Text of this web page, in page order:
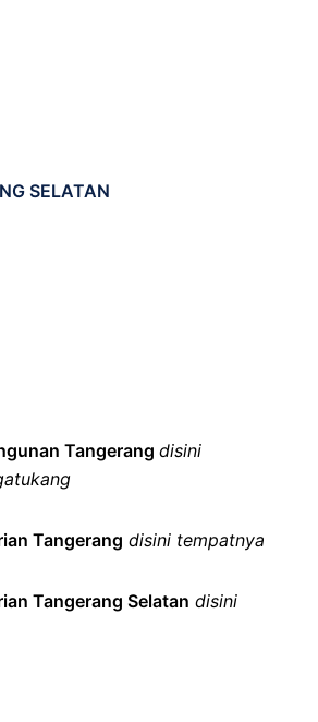
SELATAN
Tangerang disini
Tangerang disini tempatnya
Tangerang Selatan disini